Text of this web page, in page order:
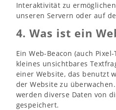
Interaktivität zu
unseren Servern oder auf
4. Was ist ein
Ein Web-Beacon (auch
kleines unsichtbares
einer Website, das benutzt
der Website zu
werden diverse Daten von
gespeichert.